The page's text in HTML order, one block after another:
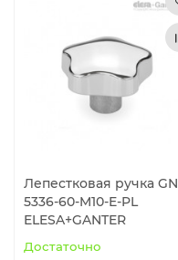
Лепестковая ручка GN
5336-60-M10-E-PL
ELESA+GANTER
Достаточно